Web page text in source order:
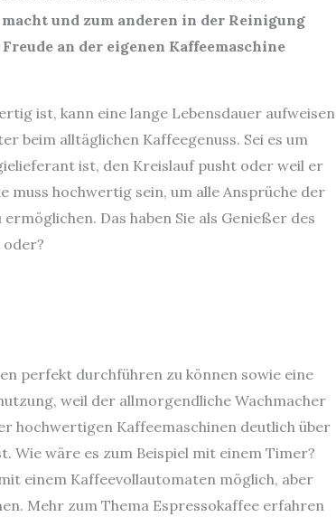
und zum anderen in der Reinigung
an der eigenen Kaffeemaschine
ist, kann eine lange Lebensdauer aufweisen
beim alltäglichen Kaffeegenuss. Sei es um
ist, den Kreislauf pusht oder weil er
muss hochwertig sein, um alle Ansprüche der
Das haben Sie als Genießer des
perfekt durchführen zu können sowie eine
weil der allmorgendliche Wachmacher
hochwertigen Kaffeemaschinen deutlich über
wäre es zum Beispiel mit einem Timer?
einem Kaffeevollautomaten möglich, aber
Mehr zum Thema Espressokaffee erfahren